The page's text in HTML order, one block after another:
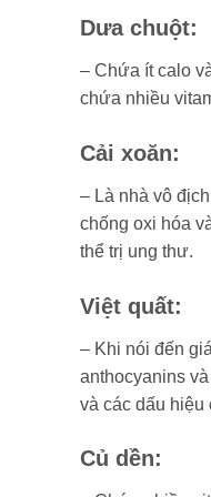
Dưa chuột:
– Chứa ít calo
chứa nhiều
Cải xoăn:
– Là nhà vô
chống oxi hóa
thể trị ung thư.
Việt quất:
– Khi nói đến
anthocyanins
và các dấu hiệu
Củ dền: